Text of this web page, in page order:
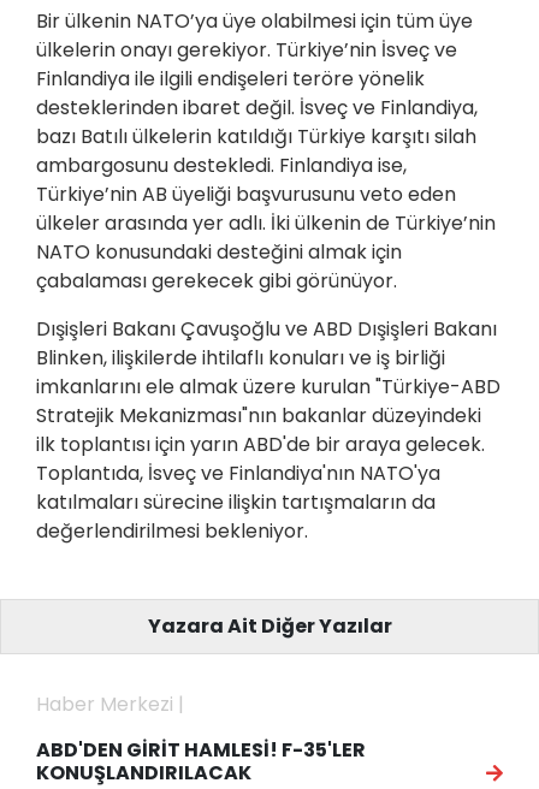
Bir ülkenin NATO’ya üye olabilmesi için tüm üye
ülkelerin onayı gerekiyor. Türkiye’nin İsveç ve
Finlandiya ile ilgili endişeleri teröre yönelik
desteklerinden ibaret değil. İsveç ve Finlandiya,
bazı Batılı ülkelerin katıldığı Türkiye karşıtı silah
ambargosunu destekledi. Finlandiya ise,
Türkiye’nin AB üyeliği başvurusunu veto eden
ülkeler arasında yer adlı. İki ülkenin de Türkiye’nin
NATO konusundaki desteğini almak için
çabalaması gerekecek gibi görünüyor.
Dışişleri Bakanı Çavuşoğlu ve ABD Dışişleri Bakanı
Blinken, ilişkilerde ihtilaflı konuları ve iş birliği
imkanlarını ele almak üzere kurulan "Türkiye-ABD
Stratejik Mekanizması"nın bakanlar düzeyindeki
ilk toplantısı için yarın ABD'de bir araya gelecek.
Toplantıda, İsveç ve Finlandiya'nın NATO'ya
katılmaları sürecine ilişkin tartışmaların da
değerlendirilmesi bekleniyor.
Yazara Ait Diğer Yazılar
Haber Merkezi |
ABD'DEN GİRİT HAMLESİ! F-35'LER
KONUŞLANDIRILACAK